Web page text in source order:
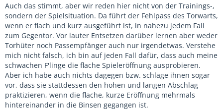
Auch das stimmt, aber wir reden hier nicht von der Trainings-,
sondern der Spielsituation. Da führt der Fehlpass des Torwarts,
wenn er flach und kurz ausgeführt ist, in nahezu jedem Fall
zum Gegentor. Vor lauter Entsetzen darüber lernen aber weder
Torhüter noch Passempfänger auch nur irgendetwas. Verstehe
mich nicht falsch, ich bin auf jeden Fall dafür, dass auch meine
schwachen F'linge die flache Spieleröffnung ausprobieren.
Aber ich habe auch nichts dagegen bzw. schlage ihnen sogar
vor, dass sie stattdessen den hohen und langen Abschlag
praktizieren, wenn die flache, kurze Eröffnung mehrmals
hintereinander in die Binsen gegangen ist.